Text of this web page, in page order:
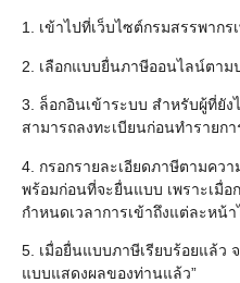
1. เข้าไปที่เว็บไซต์กรมสรรพาก
2. เลือกแบบยื่นภาษีออนไลน์ตาม
3. ล็อกอินเข้าระบบ สำหรับผู้ที่ยั
สามารถลงทะเบียนก่อนทำรายกา
4. กรอกรายละเอียดภาษีตามควา
พร้อมก่อนที่จะยื่นแบบ เพราะเมื่อ
กำหนดเวลาการเข้าถึงแต่ละหน้า
5. เมื่อยื่นแบบภาษีเรียบร้อยแล้ว
แบบแสดงผลของท่านแล้ว”